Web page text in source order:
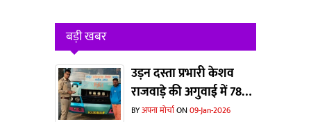
रहा है जंगल
बड़ी खबर
उड़न दस्ता प्रभारी केशव
राजवाड़े की अगुवाई में 78
बसों पर कार्रवाई
BYअपना मोर्चाON09-Jan-2026